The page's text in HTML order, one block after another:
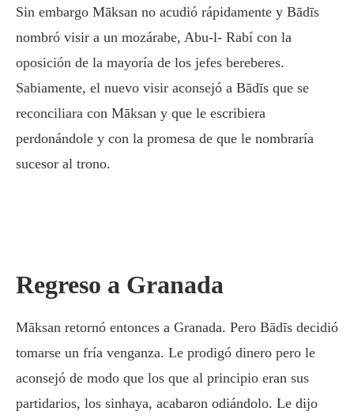
Sin embargo Māksan no acudió rápidamente y Bādīs
nombró visir a un mozárabe, Abu-l- Rabí con la
oposición de la mayoría de los jefes bereberes.
Sabiamente, el nuevo visir aconsejó a Bādīs que se
reconciliara con Māksan y que le escribiera
perdonándole y con la promesa de que le nombraría
sucesor al trono.
Regreso a Granada
Māksan retornó entonces a Granada. Pero Bādīs decidió
tomarse un fría venganza. Le prodigó dinero pero le
aconsejó de modo que los que al principio eran sus
partidarios, los sinhaya, acabaron odiándolo. Le dijo